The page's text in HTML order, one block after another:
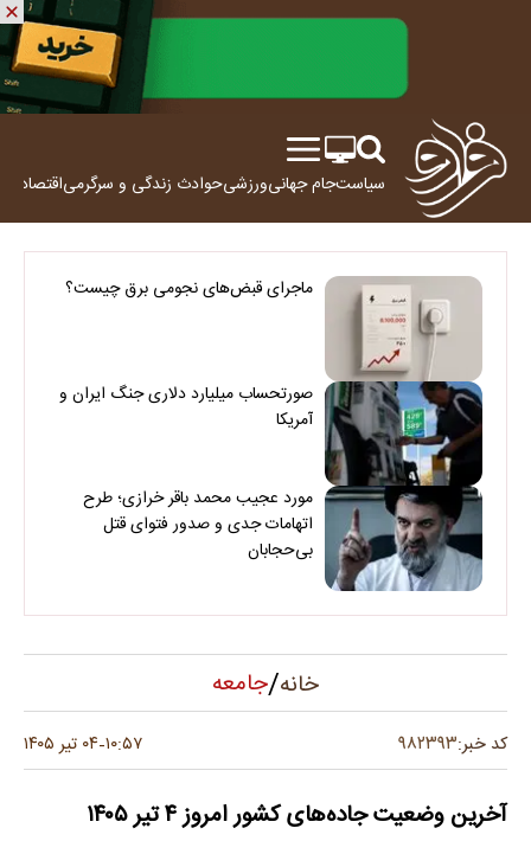
سیاستجام جهانیورزشیحوادث زندگی و سرگرمیاقتصاد
ماجرای قبض‌های نجومی برق چیست؟
صورتحساب میلیارد دلاری جنگ ایران و
آمریکا
مورد عجیب محمد باقر خرازی؛ طرح
اتهامات جدی و صدور فتوای قتل
بی‌حجابان
خانه/جامعه
کد خبر:۹۸۲۳۹۳ ۱۰:۵۷-۰۴ تیر ۱۴۰۵
آخرین وضعیت جاده‌های کشور امروز ۴ تیر ۱۴۰۵